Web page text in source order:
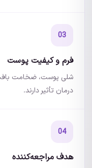
03
فرم و کیفیت پوست
شلی پوست، ضخامت بافت
درمان تأثیر دارند.
04
هدف مراجعه‌کننده